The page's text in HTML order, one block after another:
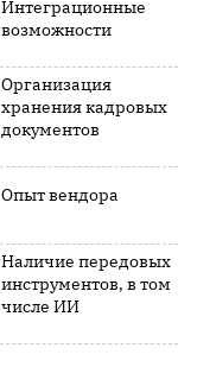
Интеграционные
возможности
Организация
хранения кадровых
документов
Опыт вендора
Наличие передовых
инструментов, в том
числе ИИ